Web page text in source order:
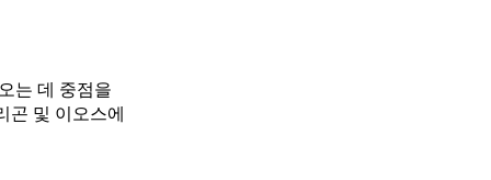
는 데 중점을
곤 및 이오스에